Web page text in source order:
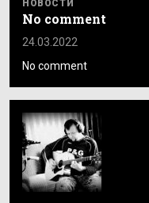
НОВОСТИ
No comment
24.03.2022
No comment